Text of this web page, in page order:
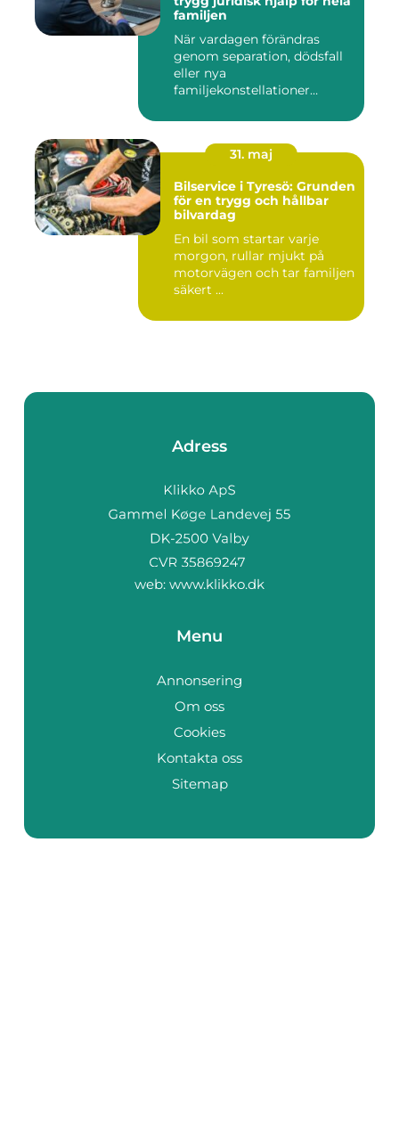
familjen
När vardagen förändras
genom separation, dödsfall
eller nya
familjekonstellationer
31. maj
Bilservice i Tyresö: Grunden
för en trygg och hållbar
bilvardag
En bil som startar varje
morgon, rullar mjukt på
motorvägen och tar familjen
säkert ...
Adress
web: www.klikko.dk
Menu
Annonsering
Om oss
Cookies
Kontakta oss
Sitemap